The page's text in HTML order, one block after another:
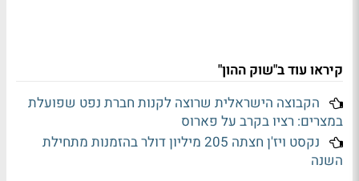
קיראו עוד ב"שוק ההון"
הקבוצה הישראלית שרוצה לקנות חברת נפט שפועלת
במצרים: רציו בקרב על פארוס
נקסט ויז'ן חצתה 205 מיליון דולר בהזמנות מתחילת
השנה